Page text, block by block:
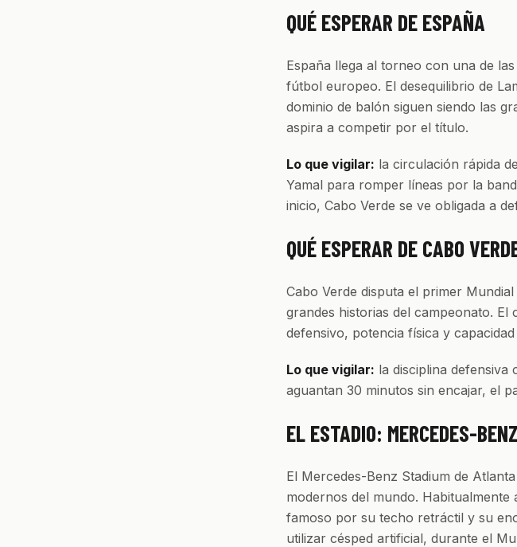
QUÉ ESPERAR DE ESPAÑA
España llega al torneo con una de
fútbol europeo. El desequilibrio de
dominio de balón siguen siendo las
aspira a competir por el título.
Lo que vigilar: la circulación rápida
Yamal para romper líneas por la
inicio, Cabo Verde se ve obligada a
QUÉ ESPERAR DE CABO
Cabo Verde disputa el primer
grandes historias del campeonato.
defensivo, potencia física y
Lo que vigilar: la disciplina defensiva
aguantan 30 minutos sin encajar, el
EL ESTADIO: MERCEDES-
El Mercedes-Benz Stadium de
modernos del mundo.
famoso por su techo retráctil y su
utilizar césped artificial, durante el